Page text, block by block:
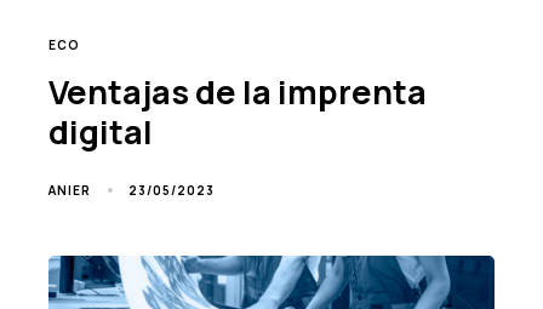
TAGS
ECO
Ventajas de la imprenta
digital
ANIER 23/05/2023